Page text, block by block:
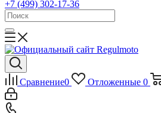
+7 (499) 302-17-36
Сравнение0 Отложенные 0